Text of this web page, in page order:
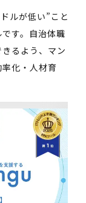
ルが低い”こと
す。自治体職
るよう、マン
化・人材育